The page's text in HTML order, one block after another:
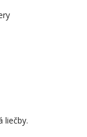
liečby.